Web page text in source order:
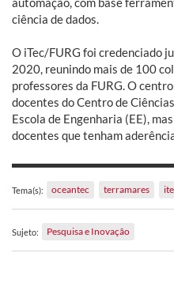
ciência de dados.
O iTec/FURG foi credenciado
2020, reunindo mais de 100
professores da FURG. O
docentes do Centro de
Escola de Engenharia (EE),
docentes que tenham
Tema(s): oceantec terramares
Sujeto: Pesquisa e Inovação